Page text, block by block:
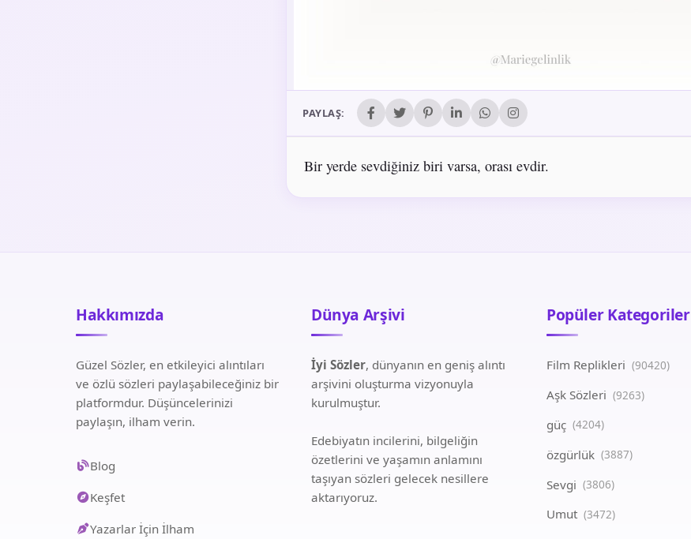
PAYLAŞ:
Bir yerde sevdiğiniz biri varsa, orası evdir.
Hakkımızda
Güzel Sözler, en etkileyici alıntıları
ve özlü sözleri paylaşabileceğiniz bir
platformdur. Düşüncelerinizi
paylaşın, ilham verin.
Blog
Keşfet
Yazarlar İçin İlham
Dünya Arşivi
İyi Sözler, dünyanın en geniş alıntı
arşivini oluşturma vizyonuyla
kurulmuştur.
Edebiyatın incilerini, bilgeliğin
özetlerini ve yaşamın anlamını
taşıyan sözleri gelecek nesillere
aktarıyoruz.
Popüler Kategoriler
Film Replikleri (90420)
Aşk Sözleri (9263)
güç (4204)
özgürlük (3887)
Sevgi (3806)
Umut (3472)